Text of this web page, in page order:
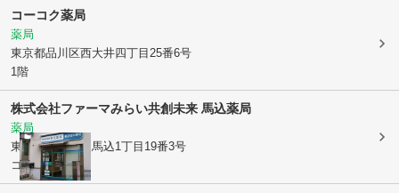
コーコク薬局
薬局
東京都品川区西大井四丁目25番6号
1階
株式会社ファーマみらい共創未来 馬込薬局
薬局
東京都大田区東馬込1丁目19番3号
コーポ白樺1F